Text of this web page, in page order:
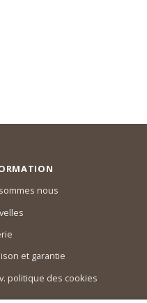
nous
et garantie
v. politique des cookies